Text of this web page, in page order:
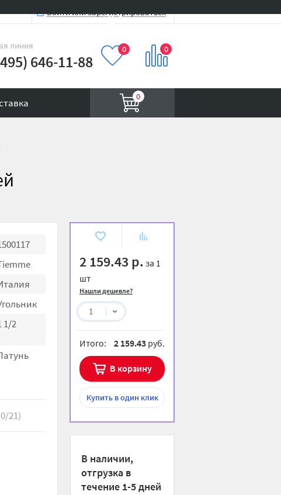
Войти или зарегистрироваться
линия
646-11-88
0 0
0
Вход на сайт
2 159.43 р. за 1
шт
Нашли дешевле?
1
Итого: 2 159.43 руб.
В корзину
Купитьв один клик
В наличии,
отгрузка в
течение 1-5 дней
1/2
21)